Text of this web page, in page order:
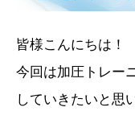
皆様こんにちは！
今回は加圧トレー
していきたいと思